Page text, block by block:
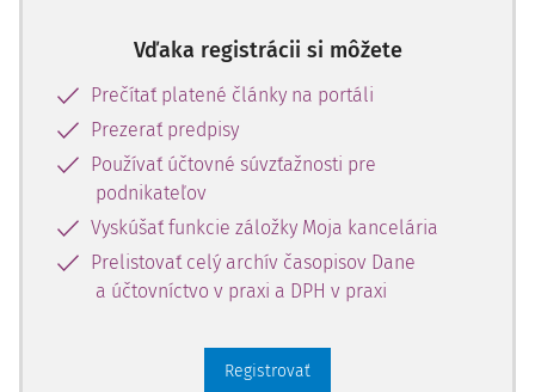
§ 254 – § 259
Vstup spoločnosti do likvidácie
Spoločnosť vstupuje do likvidácie ku dňu svojho zrušenia,
pričom je potrebné upozorniť na nasledovné skutočnosti:
Vstup spoločnosti do likvidácie sa zapisuje do
Zápisom vstupu spoločnosti do likvidácie v obchodnom
Vďaka registrácii si môžete
Prečítať platené články na portáli
Prezerať predpisy
Používať účtovné súvzťažnosti pre
podnikateľov
Vyskúšať funkcie záložky Moja kancelária
Prelistovať celý archív časopisov Dane
a účtovníctvo v praxi a DPH v praxi
Registrovať